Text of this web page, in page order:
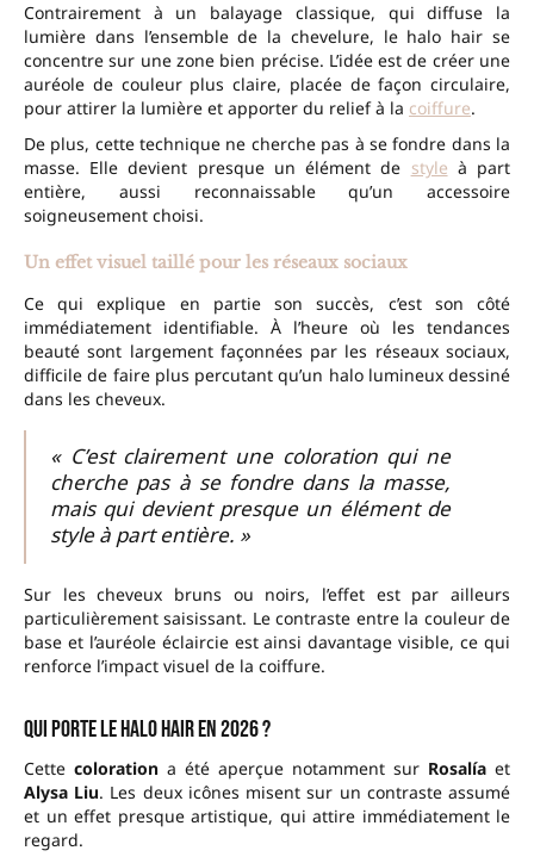
Contrairement à un balayage classique, qui diffuse la
lumière dans l’ensemble de la chevelure, le halo hair se
concentre sur une zone bien précise. L’idée est de créer une
auréole de couleur plus claire, placée de façon circulaire,
pour attirer la lumière et apporter du relief à la coiffure.
De plus, cette technique ne cherche pas à se fondre dans la
masse. Elle devient presque un élément de style à part
entière, aussi reconnaissable qu’un accessoire
soigneusement choisi.
Un effet visuel taillé pour les réseaux sociaux
Ce qui explique en partie son succès, c’est son côté
immédiatement identifiable. À l’heure où les tendances
beauté sont largement façonnées par les réseaux sociaux,
difficile de faire plus percutant qu’un halo lumineux dessiné
dans les cheveux.
« C’est clairement une coloration qui ne
cherche pas à se fondre dans la masse,
mais qui devient presque un élément de
style à part entière. »
Sur les cheveux bruns ou noirs, l’effet est par ailleurs
particulièrement saisissant. Le contraste entre la couleur de
base et l’auréole éclaircie est ainsi davantage visible, ce qui
renforce l’impact visuel de la coiffure.
Qui porte le halo hair en 2026 ?
Cette coloration a été aperçue notamment sur Rosalía et
Alysa Liu. Les deux icônes misent sur un contraste assumé
et un effet presque artistique, qui attire immédiatement le
regard.